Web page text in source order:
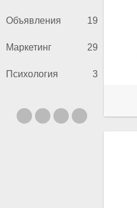
Объявления 19
Маркетинг 29
Психология 3